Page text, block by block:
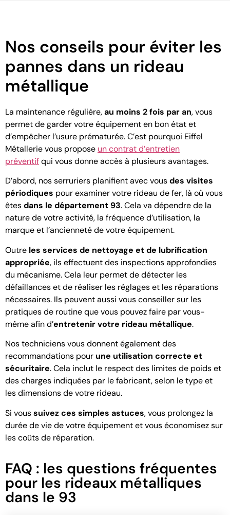
Nos conseils pour éviter les
pannes dans un rideau
métallique
La maintenance régulière,au moins 2 fois par an, vous
permet de garder votre équipement en bon état et
d’empêcher l’usure prématurée. C’est pourquoi Eiffel
Métallerie vous propose un contrat d’entretien
préventifqui vous donne accès à plusieurs avantages.
D’abord, nos serruriers planifient avec vousdes visites
périodiques pour examiner votre rideau de fer, là où vous
êtesdans le département 93. Cela va dépendre de la
nature de votre activité, la fréquence d’utilisation, la
marque et l’ancienneté de votre équipement.
Outre les services de nettoyage et de lubrification
appropriée, ils effectuent des inspections approfondies
du mécanisme. Cela leur permet de détecter les
défaillances et de réaliser les réglages et les réparations
nécessaires. Ils peuvent aussi vous conseiller sur les
pratiques de routine que vous pouvez faire par vous-
même afin d’entretenir votre rideau métallique.
Nos techniciens vous donnent également des
recommandations pour une utilisation correcte et
sécuritaire. Cela inclut le respect des limites de poids et
des charges indiquées par le fabricant, selon le type et
les dimensions de votre rideau.
Si voussuivez ces simples astuces, vous prolongez la
durée de vie de votre équipement et vous économisez sur
les coûts de réparation.
FAQ : les questions fréquentes
pour les rideaux métalliques
dans le 93